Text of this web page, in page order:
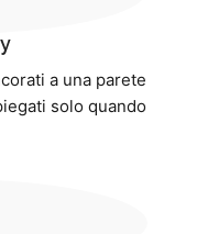
a una parete
solo quando